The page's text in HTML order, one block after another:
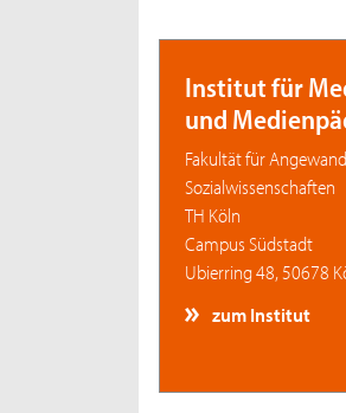
Institut für
und
Fakultät für
Sozialwissenschaften
TH Köln
Campus Südstadt
Ubierring 48, 50678
zum Institut